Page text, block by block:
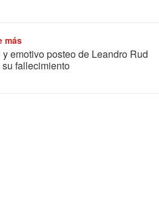
más
emotivo posteo de Leandro Rud
fallecimiento